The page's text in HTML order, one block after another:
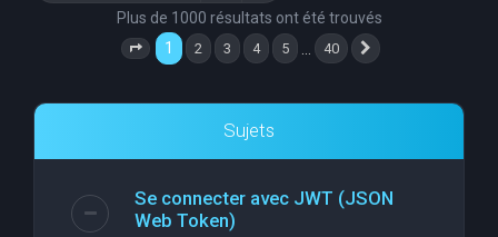
Plus de 1000 résultats ont été trouvés
Page 1 sur40
1 2 3 4 5 40
Sujets
Se connecter avec JWT (JSON
Web Token)